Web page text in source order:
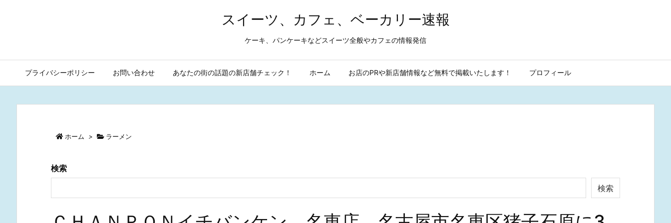
スイーツ、カフェ、ベーカリー速報
ケーキ、パンケーキなどスイーツ全般やカフェの情報発信
プライバシーポリシー お問い合わせ あなたの街の話題の新店舗チェック！ ホーム お店のPRや新店舗情報など無料で掲載いたします！ プロフィール
ホーム > ラーメン
検索
検索